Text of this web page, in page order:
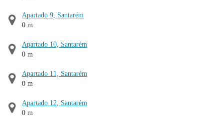
Apartado 9, Santarém
0 m
Apartado 10, Santarém
0 m
Apartado 11, Santarém
0 m
Apartado 12, Santarém
0 m